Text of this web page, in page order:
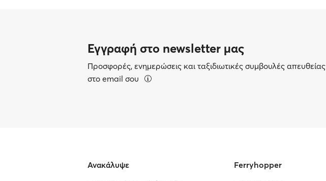
Εγγραφή στο newsletter μας
Προσφορές, ενημερώσεις και ταξιδιωτικές συμβουλές απευθείας
στο email σου
Ανακάλυψε
Ferryhopper